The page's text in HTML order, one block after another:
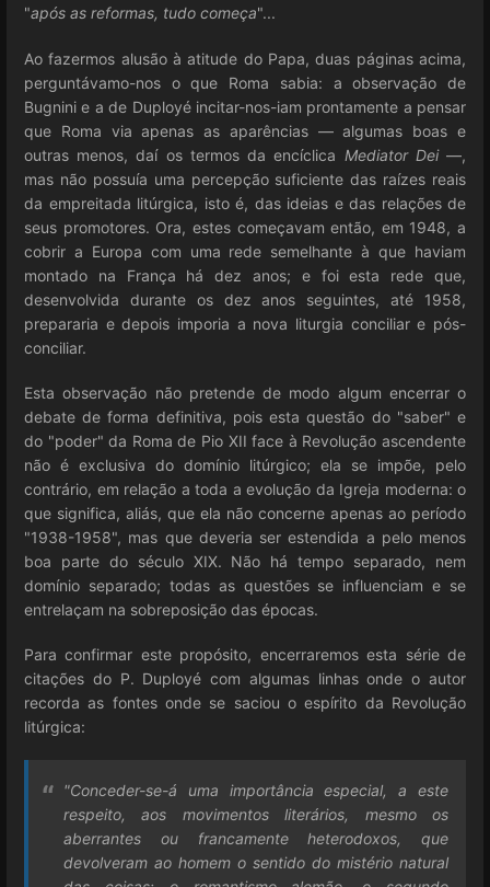
"após as reformas, tudo começa"...
Ao fazermos alusão à atitude do Papa, duas páginas acima,
perguntávamo-nos o que Roma sabia: a observação de
Bugnini e a de Duployé incitar-nos-iam prontamente a pensar
que Roma via apenas as aparências — algumas boas e
outras menos, daí os termos da encíclica Mediator Dei—,
mas não possuía uma percepção suficiente das raízes reais
da empreitada litúrgica, isto é, das ideias e das relações de
seus promotores. Ora, estes começavam então, em 1948, a
cobrir a Europa com uma rede semelhante à que haviam
montado na França há dez anos; e foi esta rede que,
desenvolvida durante os dez anos seguintes, até 1958,
prepararia e depois imporia a nova liturgia conciliar e pós-
conciliar.
Esta observação não pretende de modo algum encerrar o
debate de forma definitiva, pois esta questão do "saber" e
do "poder" da Roma de Pio XII face à Revolução ascendente
não é exclusiva do domínio litúrgico; ela se impõe, pelo
contrário, em relação a toda a evolução da Igreja moderna: o
que significa, aliás, que ela não concerne apenas ao período
"1938-1958", mas que deveria ser estendida a pelo menos
boa parte do século XIX. Não há tempo separado, nem
domínio separado; todas as questões se influenciam e se
entrelaçam na sobreposição das épocas.
Para confirmar este propósito, encerraremos esta série de
citações do P. Duployé com algumas linhas onde o autor
recorda as fontes onde se saciou o espírito da Revolução
litúrgica:
"Conceder-se-á uma importância especial, a este
respeito, aos movimentos literários, mesmo os
aberrantes ou francamente heterodoxos, que
devolveram ao homem o sentido do mistério natural